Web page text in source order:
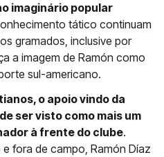
imaginário popular
tático continuam
gramados, inclusive por
a imagem de Ramón como
sul-americano.
o apoio vindo da
ser visto como mais um
à frente do clube.
fora de campo, Ramón Díaz